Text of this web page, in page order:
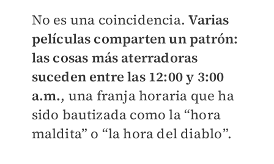
No es una coincidencia.Varias
películas comparten un patrón:
las cosas más aterradoras
suceden entre las 12:00 y 3:00
a.m., una franja horaria que ha
sido bautizada como la “hora
maldita” o “la hora del diablo”.